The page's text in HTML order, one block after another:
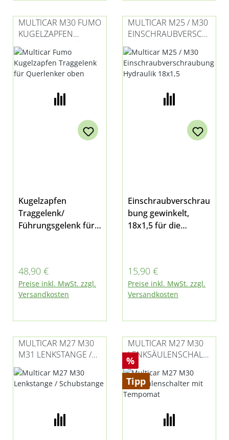
werden, da sonst
Verlust der allg.
Betriebserlaubnis!
Da es sich um
Komponenten des
Fahrwerkes handelt,
sollten Traggelenke
Verkehrssicherheit
Fahrstabilität des
Fahrzeuges immer
MULTICAR M30 FUMO
KUGELZAPFEN
TRAGGELENK FÜR
QUERLENKER OBEN
Kugelzapfen
Traggelenk/
Führungsgelenk für
Kugelzapfen dürfen
laut Hersteller nicht
ausgetauscht
Verlust der allg.
Betriebserlaubnis!
Da es sich um
Komponenten des
Fahrwerkes handelt,
sollten Traggelenke
Regulärer Preis:
48,90 €
Preise inkl. MwSt. zzgl.
Versandkosten
MULTICAR M25 / M30
EINSCHRAUBVERSCH
RAUBUNG
HYDRAULIK 18X1,5
Einschraubverschrau
bung gewinkelt,
18x1,5 für die
Regulärer Preis:
15,90 €
Preise inkl. MwSt. zzgl.
Versandkosten
MULTICAR M27 M30
M31 LENKSTANGE /
SCHUBSTANGE
Rabatt
%
Tipp
MULTICAR M27 M30
LENKSÄULENSCHALT
ER MIT TEMPOMAT